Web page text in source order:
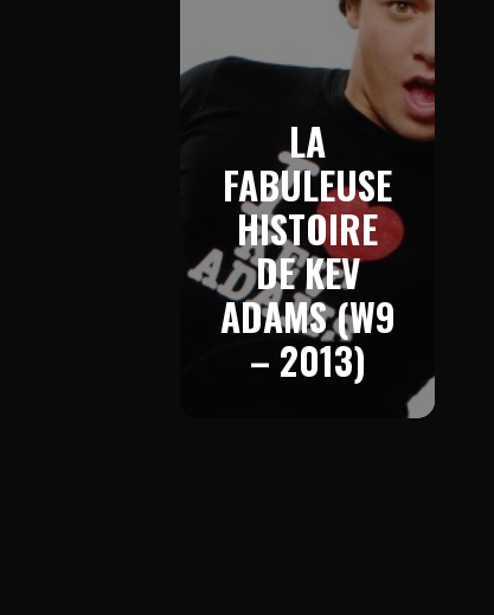
LA
FABULEUSE
HISTOIRE
DE KEV
ADAMS (W9
– 2013)